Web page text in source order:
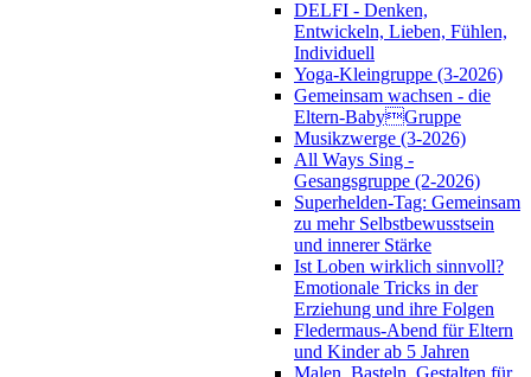
DELFI - Denken,
Entwickeln, Lieben, Fühlen,
Individuell
Yoga-Kleingruppe (3-2026)
Gemeinsam wachsen - die
Eltern-BabyGruppe
Musikzwerge (3-2026)
All Ways Sing -
Gesangsgruppe (2-2026)
Superhelden-Tag: Gemeinsam
zu mehr Selbstbewusstsein
und innerer Stärke
Ist Loben wirklich sinnvoll?
Emotionale Tricks in der
Erziehung und ihre Folgen
Fledermaus-Abend für Eltern
und Kinder ab 5 Jahren
Malen, Basteln, Gestalten für